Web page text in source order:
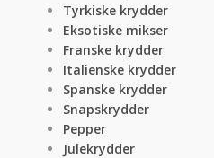
Tyrkiske krydder
Eksotiske mikser
Franske krydder
Italienske krydder
Spanske krydder
Snapskrydder
Pepper
Julekrydder